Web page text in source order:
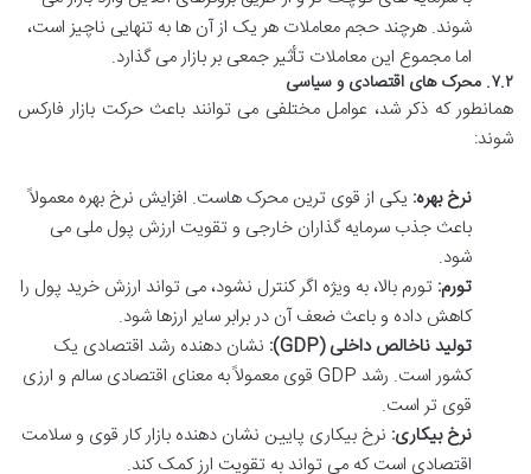
شوند. هرچند حجم معاملات هر یک از آن ها به تنهایی ناچیز است،
اما مجموع این معاملات تأثیر جمعی بر بازار می گذارد.
۷.۲. محرک های اقتصادی و سیاسی
همانطور که ذکر شد، عوامل مختلفی می توانند باعث حرکت بازار فارکس
شوند:
نرخ بهره: یکی از قوی ترین محرک هاست. افزایش نرخ بهره معمولاً
باعث جذب سرمایه گذاران خارجی و تقویت ارزش پول ملی می
شود.
تورم: تورم بالا، به ویژه اگر کنترل نشود، می تواند ارزش خرید پول را
کاهش داده و باعث ضعف آن در برابر سایر ارزها شود.
تولید ناخالص داخلی (GDP):
نشان دهنده رشد اقتصادی یک
کشور است. رشد GDP قوی معمولاً به معنای اقتصادی سالم و ارزی
قوی تر است.
نرخ بیکاری: نرخ بیکاری پایین نشان دهنده بازار کار قوی و سلامت
اقتصادی است که می تواند به تقویت ارز کمک کند.